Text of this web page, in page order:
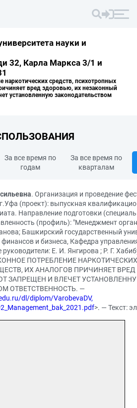
науки и
32, Карла Маркса 3/1 и
наркотических средств, психотропных
вред здоровью, их незаконный
установленную законодательством
За все время по
годам
За все время по
кварталам
. Организация и проведение
г.Уфа (проект): выпускная
Направление подготовки
(профиль): "Менеджмент
Башкирский государственный
и бизнеса, Кафедра
руководители: Е. И. Янгирова ; Р. Г.
ПОТРЕБЛЕНИЕ
ИХ АНАЛОГОВ ПРИЧИНЯЕТ
ЗАПРЕЩЕН И ВЛЕЧЕТ
ОТВЕТСТВЕННОСТЬ. —
dl/diplom/VarobevaDV,
>. — Текст: